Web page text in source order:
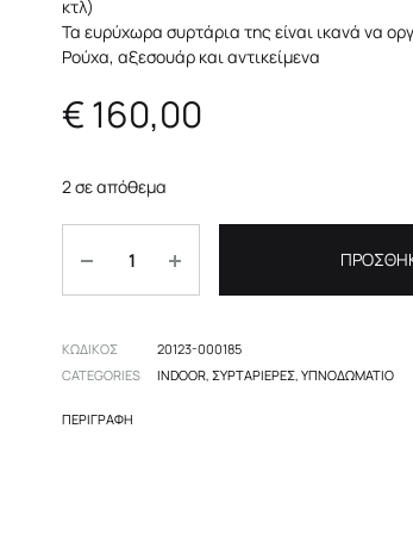
Επιδαπέδια
κτλ)
Τα ευρύχωρα συρτάρια της είναι ικανά να
Ρούχα, αξεσουάρ και αντικείμενα
€160,00
2 σε απόθεμα
ΚΩΔΙΚΟΣ
20123-000185
CATEGORIES
INDOOR, ΣΥΡΤΑΡΙΈΡΕΣ, ΥΠΝΟΔΩΜΆΤΙΟ
ΠΕΡΙΓΡΑΦΉ